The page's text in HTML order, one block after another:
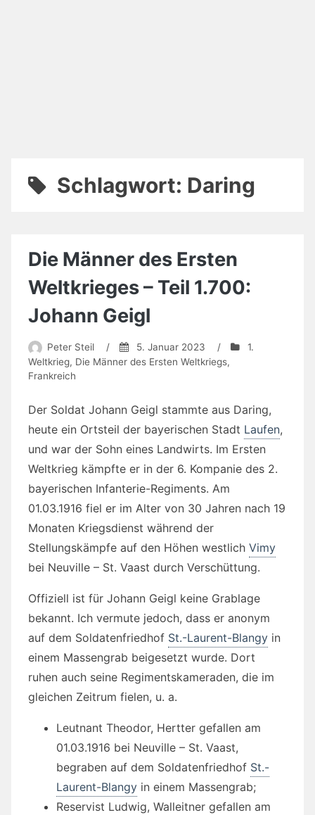
Schlagwort: Daring
Die Männer des Ersten
Weltkrieges – Teil 1.700:
Johann Geigl
Peter Steil / 5. Januar 2023 /
1.
Weltkrieg, Die Männer des Ersten Weltkriegs,
Frankreich
Der Soldat Johann Geigl stammte aus Daring,
heute ein Ortsteil der bayerischen Stadt Laufen,
und war der Sohn eines Landwirts. Im Ersten
Weltkrieg kämpfte er in der 6. Kompanie des 2.
bayerischen Infanterie-Regiments. Am
01.03.1916 fiel er im Alter von 30 Jahren nach 19
Monaten Kriegsdienst während der
Stellungskämpfe auf den Höhen westlich Vimy
bei Neuville – St. Vaast durch Verschüttung.
Offiziell ist für Johann Geigl keine Grablage
bekannt. Ich vermute jedoch, dass er anonym
auf dem Soldatenfriedhof St.-Laurent-Blangy in
einem Massengrab beigesetzt wurde. Dort
ruhen auch seine Regimentskameraden, die im
gleichen Zeitrum fielen, u. a.
Leutnant Theodor, Hertter gefallen am
01.03.1916 bei Neuville – St. Vaast,
begraben auf dem Soldatenfriedhof St.-
Laurent-Blangy in einem Massengrab;
Reservist Ludwig, Walleitner gefallen am